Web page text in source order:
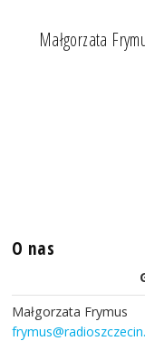
Małgorzata
O nas
Małgorzata Frymus